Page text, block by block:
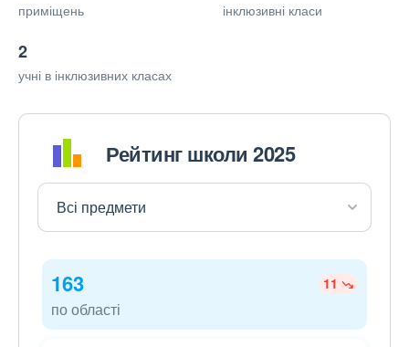
приміщень інклюзивні класи
2
учні в інклюзивних класах
Рейтинг школи 2025
163 11
по області